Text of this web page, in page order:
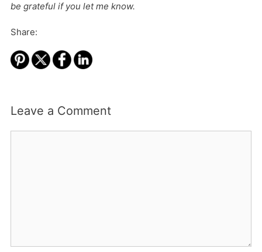
be grateful if you let me know.
Share:
Leave a Comment